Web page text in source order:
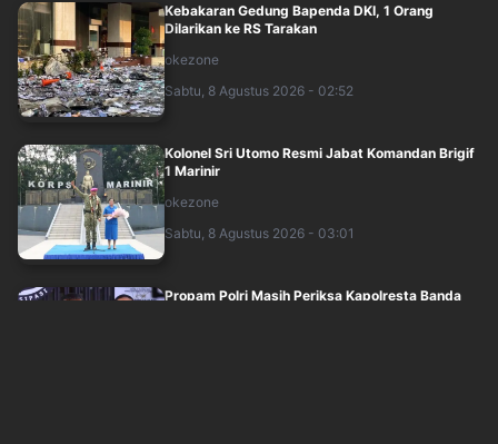
Kebakaran Gedung Bapenda DKI, 1 Orang
Dilarikan ke RS Tarakan
okezone
Sabtu, 8 Agustus 2026 - 02:52
Kolonel Sri Utomo Resmi Jabat Komandan Brigif
1 Marinir
okezone
Sabtu, 8 Agustus 2026 - 03:01
Propam Polri Masih Periksa Kapolresta Banda